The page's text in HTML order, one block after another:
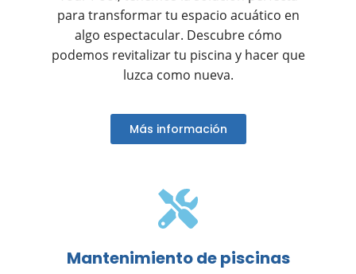
para transformar tu espacio acuático en
algo espectacular. Descubre cómo
podemos revitalizar tu piscina y hacer que
luzca como nueva.
Más información
Mantenimiento de piscinas